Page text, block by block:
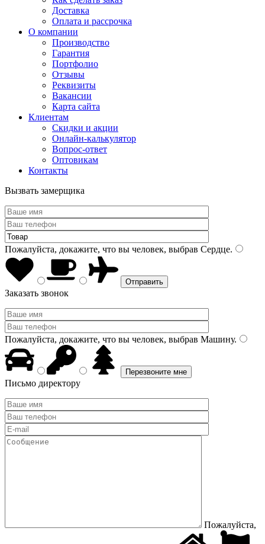
Доставка
Оплата и рассрочка
О компании
Производство
Гарантия
Портфолио
Отзывы
Реквизиты
Вакансии
Карта сайта
Клиентам
Скидки и акции
Онлайн-калькулятор
Вопрос-ответ
Оптовикам
Контакты
Вызвать замерщика
Пожалуйста, докажите, что вы человек, выбрав Сердце.
Заказать звонок
Пожалуйста, докажите, что вы человек, выбрав Машину.
Письмо директору
Пожалуйста,